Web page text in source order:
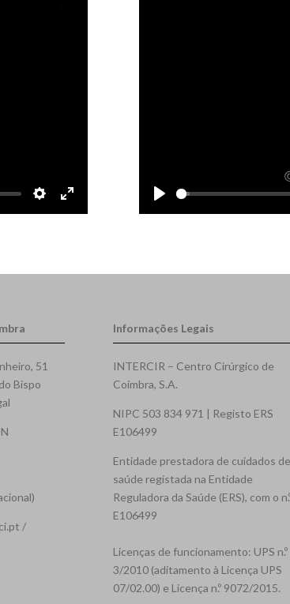
51
Bispo
/
Informações Legais
INTERCIR – Centro Cirúrgico de
Coimbra, S.A.
NIPC 503 834 971 | Registo ERS
E106499
Entidade prestadora de cuidados de
saúde registada na Entidade
Reguladora da Saúde (ERS), com o
E106499
Licenças de funcionamento: UPS n.º
3/2010 (aditamento à Licença UPS
07/02.00) e Licença n.º 9072/2015.